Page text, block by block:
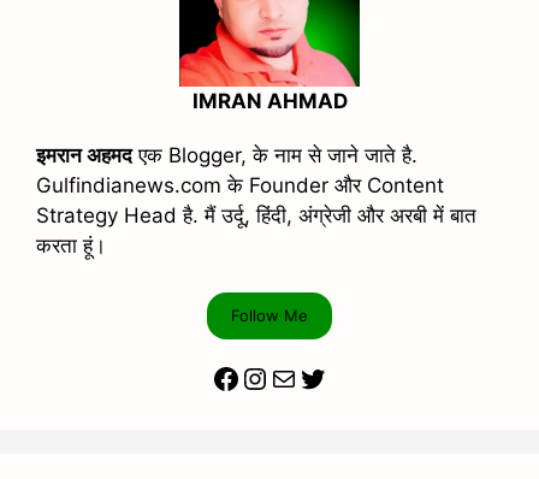
IMRAN AHMAD
इमरान अहमदएक Blogger, के नाम से जाने जाते है.
Gulfindianews.com के Founder और Content
Strategy Head है. मैं उर्दू, हिंदी, अंग्रेजी और अरबी में बात
करता हूं।
Follow Me
Facebook
Instagram
MailTwitter